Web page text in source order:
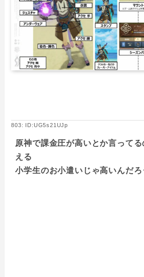
803: ID:UG5s21UJp
原神で課金圧が高いとか言って
える
小学生のお小遣いじゃ高いんだ